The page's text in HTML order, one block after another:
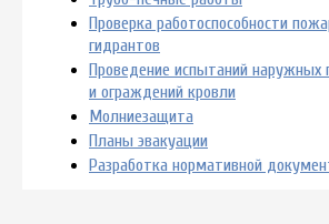
Проверка работоспособности
гидрантов
Проведение испытаний
и ограждений кровли
Молниезащита
Планы эвакуации
Разработка нормативной